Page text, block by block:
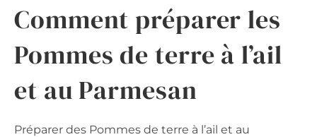
Comment préparer les
Pommes de terre à l’ail
et au Parmesan
Préparer des Pommes de terre à l’ail et au